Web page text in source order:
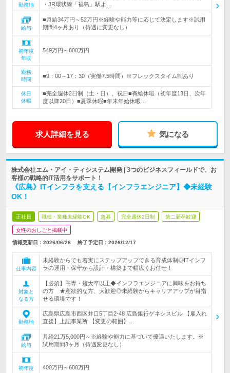
勤務地
・JR環状線「福島」駅よ…
給与
■月給34万円～52万円※経験や能力等に応じて決定します※試用
期間4ヶ月あり（待遇に変更なし）
初年度
年収
549万円～800万円
勤務
時間
■9：00～17：30（実働7.5時間）※フレックスタイム制あり
休日
休暇
■完全週休2日制（土・日）、祝日■有給休暇（初年度13日、次年
度以降20日）■夏季休暇■年末年始休暇…
求人詳細を見る 気になる
株式会社エム・アイ・ティシステム開発 | 3つのビジネスフィールドで、お
客様の戦略的IT活用をサポート！
《広島》ITインフラを支える【インフラエンジニア】◆未経験
OK！
正社員 職種・業種未経験OK 急募 完全週休2日制 第二新卒歓迎
女性のおしごと掲載中
情報更新日：2026/06/26 終了予定日： 2026/12/17
仕事内容
未経験からでも着実にステップアップできる育成体制◎ITインフ
ラの運用・保守から設計・構築まで幅広くお任せ！
対象と
なる方
【必須】高専・短大卒以上◆インフラエンジニアに興味をお持ち
の方 ★意欲的な方、大歓迎◎未経験からキャリアアップが目指
せる環境です！
勤務地
広島県広島市西区井口5丁目2-48 広島銀行ゲネシスビル 【雇入れ
直後】上記事業所 【変更の範囲】…
給与
月給21万5,000円～※経験や能力に基づいて優遇いたします。※
試用期間3ヶ月（待遇変更なし）
初年度
400万円～600万円